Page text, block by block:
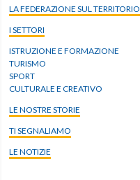
LA FEDERAZIONE SUL TERRITORIO
I SETTORI
ISTRUZIONE E FORMAZIONE
TURISMO
SPORT
CULTURALE E CREATIVO
LE NOSTRE STORIE
TI SEGNALIAMO
LE NOTIZIE